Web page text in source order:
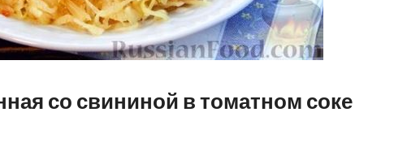
со свининой в томатном соке